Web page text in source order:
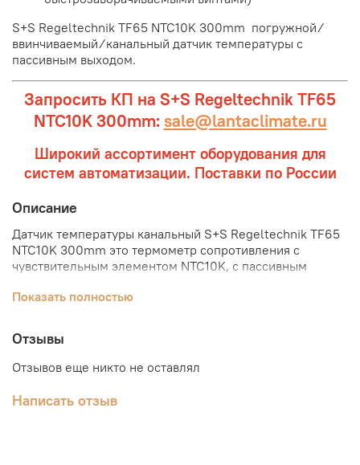
S+S Regeltechnik TF65 NTC10K 300mm погружной ⁄
ввинчиваемый ⁄ канальный датчик температуры с
пассивным выходом.
Запросить КП на S+S Regeltechnik TF65
NTC10K 300mm: sale@lantaclimate.ru
Широкий ассортимент оборудования для
систем автоматизации. Поставки по России
Описание
Датчик температуры канальный S+S Regeltechnik TF65
NTC10K 300mm это термометр сопротивления с
чувствительным элементом NTC10K, с пассивным
быстрозаворачиваемыми винтами (степень защиты IP
Встраиваемые ⁄ погружные датчики температуры
служат для измерения температуры (диапазон
измерения от -30 до +150°С) в жидкости и газе и
устанавливаются, например, в трубопроводах и
резервуарах. Датчики температуры S+S Regeltechnik
TF65 NTC10K 300mm используются в трубопроводах,
Показать полностью
Отзывы
Отзывов еще никто не оставлял
Написать отзыв